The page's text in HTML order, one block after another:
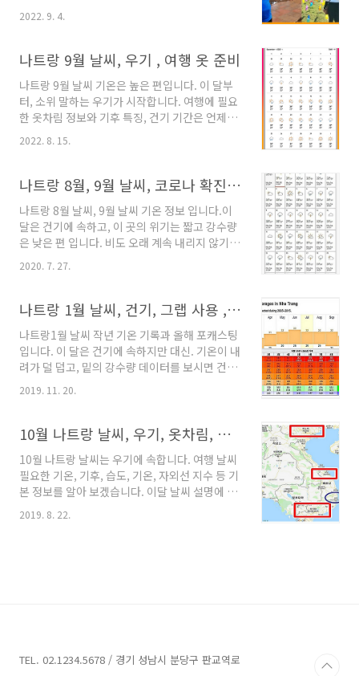
하는 마사지도 받고 3군데를 받았는데, 제일 깔끔
가 많지 않더라고요. 후기가 많던 곳 코로..
온이 많이 내려갑니다. 우기 기간, 호텔, 유심 가
격, 여행 복장에 대해 자료를 통해 알아보겠습니
씨 월별 기후 여행을 가실 때, 가장 중요한 정보가
날씨입니다. 보통 동남아 하면 무조건 여름 기온
이라고 생각하는데, 눈은 내리지 않지만, 현지에
서는 겨울이라고 기온이 많이 내려가는 경우가
있습니다. 위, 아래로 길게 늘어진 국가의 경우 그
렇습니다. 그런 동남아 국가는 남부, 북부의 기후
가, 고생하는 경우가 종종 있습니다...
2022. 9. 4.
나트랑 9월 날씨, 우기 , 여행 옷 준비
나트랑 9월 날씨 기온은 높은 편입니다. 이 달부
터, 소위 말하는 우기가 시작합니다. 여행에 필요
한 옷차림 정보와 기후 특징, 건기 기간은 언제인
지를 객관적인 기상 자료를 통해 알아보도록 하
겠습니다. 월별 기후 정리 및 현지 영상 자료입니
다. 나트랑 날씨, 기후 정리. 여행을 위한 기본
정보 나트랑 9월 날씨 특징 2022년 9월
Forecasting입니다. 이 자료는 과거 오랫동안
기록된 자료들을 근거로, 평균치를 계산해 작성
된 자료입니다. 그렇기 때문에, 일별로 나오는 기
상 정보가 일치할 거라고 생각하고 일정을 잡거
음 이곳을 방문하시는 분들이, 이곳의 9월 날..
2022. 8. 15.
나트랑 8월, 9월 날씨, 코로나 확진자, 유심, 호텔, 항공 정보 등
나트랑 8월 날씨, 9월 날씨 기온 정보 입니다.이
달은 건기에 속하고, 이 곳의 위기는 짧고 강수량
은 낮은 편 입니다. 비도 오래 계속 내리지 않기
남아 비에 조금만 익수해 지시면, 비가 내리면 더
다보면비가 참 고마운 존재라는 걸 깨닫게 되는
거 같습니다. 아래 데이터는 2018년 실질 기온,
2019년 예상 그래프 입니다. ( 비, 우뢰, 번개, 등)
은 도표의 날짜와 맞지 않습니다. 하지만 포캐스
팅을 통해, 8,9월 날씨를 기후적으로 이해, 나트
랑 여행 준비물 챙기는 참고 자료로 활용 하시면
트랑 8월 날..
2020. 7. 27.
나트랑 1월 날씨, 건기, 그랩 사용 , 수영, 숙소, 항공료, 기후, 여행옷 정보
나트랑1월 날씨 작년 기온 기록과 올해 포캐스팅
입니다. 이 달은 건기에 속하지만 대신. 기온이 내
려가 덜 덥고, 밑의 강수량 데이터를 보시면 건기
팅의 경우 비나, 우뢰, 구름 등의 내용은 일자와
여행 옷차림을 마련하는데 참고 자료로 보시면유
용 합니다. 비 표시나, 우뢰 이런거에 신경 쓰시기
보다, 이 달의 기후를 이해, 어떻게 준비해야 할지
사용하는 데이터로 활용하시기 바랍니다. *나트
랑12월날씨 상세정보 2019년 나트랑 1월 날씨
기온 기록나트랑 1월 날씨 2020년 기후 포캐스
2019. 11. 20.
10월 나트랑 날씨, 우기, 옷차림, 그랩 유의점, 심카드, 숙박, 항공권 정보
10월 나트랑 날씨는 우기에 속합니다. 여행 날씨
필요한 기온, 기후, 습도, 기온, 자외선 지수 등 기
본 정보를 알아 보겠습니다. 이달 날씨 설명에 앞
서 여행 기본 정보에 대해 공유 하겠습니다. 나트
랑은 남쪽에 있어 호치민 날씨와 유사한 부분이
후를 모르면 날씨 변화에 여정이 불안함을 느낌
니다.여행은 아는 만큼 보이는 거 같습니다. 유럽
2019. 8. 22.
TEL. 02.1234.5678 / 경기 성남시 분당구 판교역로